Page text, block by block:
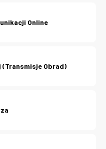
Online
(Transmisje Obrad)